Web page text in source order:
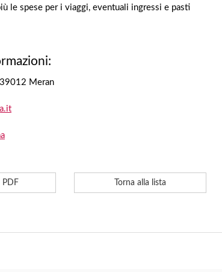
le spese per i viaggi, eventuali ingressi e pasti
39012 Meran
PDF Torna alla lista